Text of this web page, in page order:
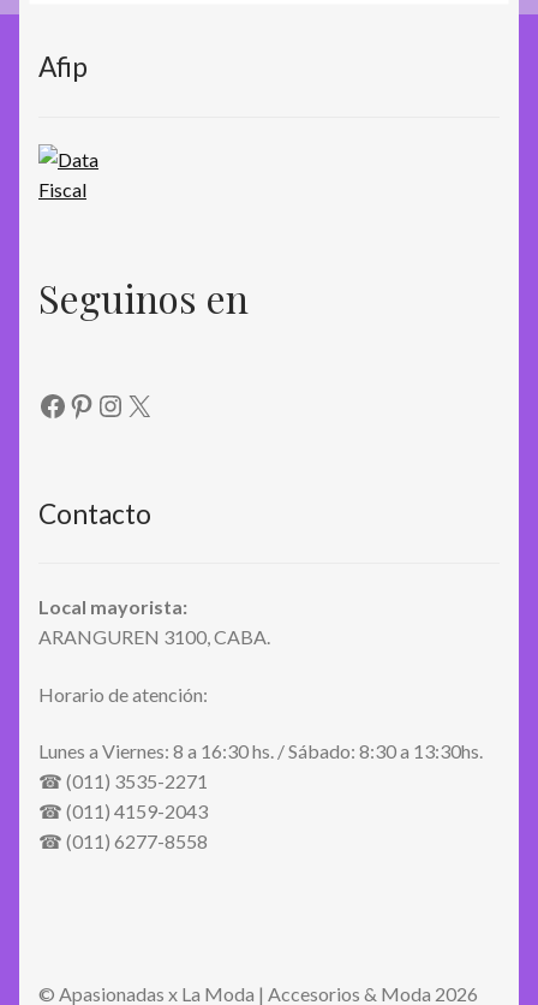
Afip
Seguinos en
Facebook
Pinterest
Instagram
X
Contacto
Local mayorista:
ARANGUREN 3100, CABA.
Horario de atención:
Lunes a Viernes: 8 a 16:30 hs. / Sábado: 8:30 a 13:30hs.
☎ (011) 3535-2271
☎ (011) 4159-2043
☎ (011) 6277-8558
© Apasionadas x La Moda | Accesorios & Moda 2026